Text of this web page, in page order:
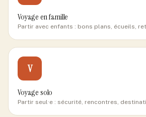
Voyage en famille
Partir avec enfants : bons plans, écueils,
V
Voyage solo
Partir seul·e : sécurité, rencontres,